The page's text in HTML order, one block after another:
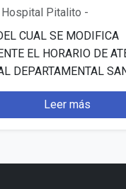
Pitalito -
CUAL SE MODIFICA
EL HORARIO DE
DEPARTAMENTAL
Publicado: 7 julio,
Leer más